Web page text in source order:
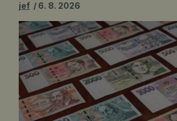
jef 6. 8. 2026